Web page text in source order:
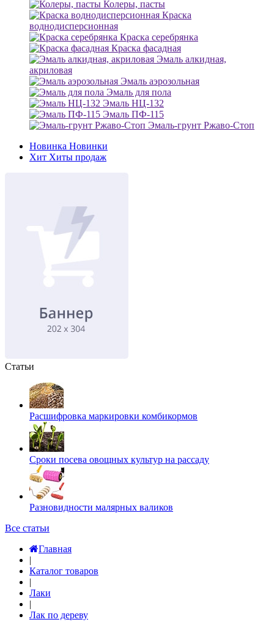
Колеры, пасты
Краска
воднодисперсионная
Краска серебрянка
Краска фасадная
Эмаль алкидная,
акриловая
Эмаль аэрозольная
Эмаль для пола
Эмаль НЦ-132
Эмаль ПФ-115
Эмаль-грунт Ржаво-Стоп
Новинка Новинки
Хит Хиты продаж
Статьи
Расшифровка маркировки комбикормов
Сроки посева овощных культур на рассаду
Разновидности малярных валиков
Все статьи
Главная
|
Каталог товаров
|
Лаки
|
Лак по дереву